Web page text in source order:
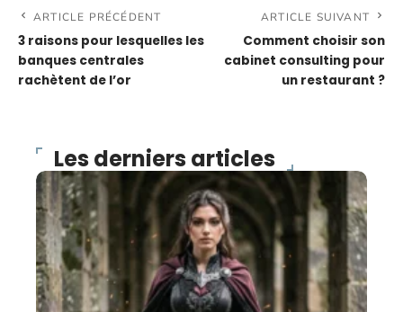
ARTICLE PRÉCÉDENT
3 raisons pour lesquelles les
banques centrales
rachètent de l’or
ARTICLE SUIVANT
Comment choisir son
cabinet consulting pour
un restaurant ?
Les derniers articles